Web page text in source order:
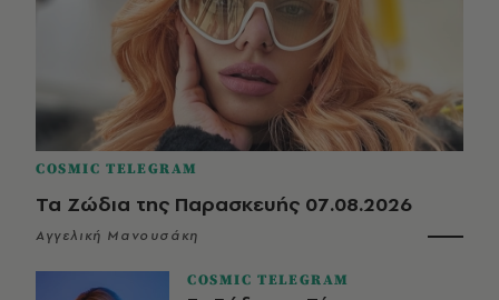
COSMIC TELEGRAM
Τα Ζώδια της Παρασκευής 07.08.2026
Αγγελική Μανουσάκη
COSMIC TELEGRAM